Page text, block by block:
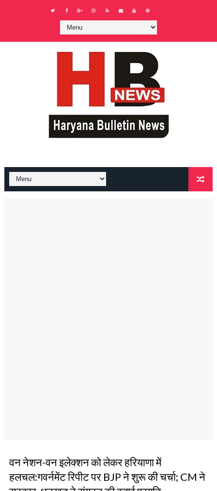
वन नेशन-वन इलेक्शन को लेकर हरियाणा में
हलचल:गवर्नमेंट रिपीट पर BJP ने शुरू की चर्चा; CM ने